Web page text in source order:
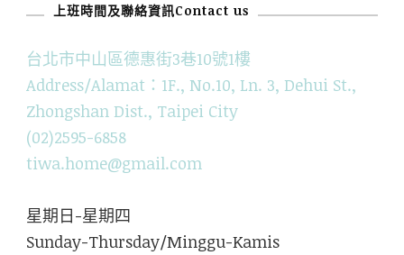
上班時間及聯絡資訊Contact us
台北市中山區德惠街3巷10號1樓
Address/Alamat：1F., No.10, Ln. 3, Dehui St.,
Zhongshan Dist., Taipei City
(02)2595-6858
tiwa.home@gmail.com
星期日-星期四
Sunday-Thursday/Minggu-Kamis